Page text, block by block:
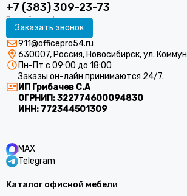
+7 (383) 309-23-73
Заказать звонок
911@officepro54.ru
630007, Россия, Новосибирск, ул.
Пн-Пт с 09:00 до 18:00
Заказы он-лайн принимаются 24/7.
ИП Грибачев С.А
ОГРНИП:322774600094830
ИНН: 772344501309
MAX
Telegram
Каталог офисной мебели